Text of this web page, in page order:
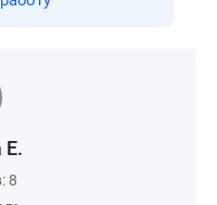
Е.
8